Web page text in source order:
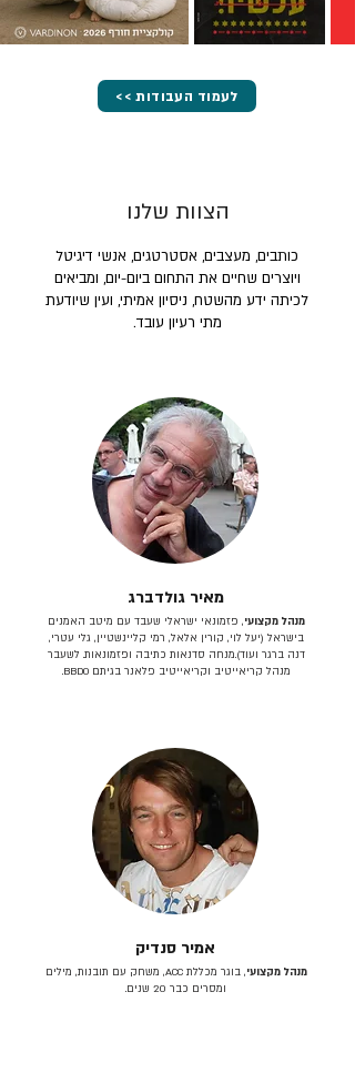
<< לעמוד העבודות
הצוות שלנו
כותבים, מעצבים, אסטרטגים, אנשי דיגיטל
ויוצרים שחיים את התחום ביום-יום, ומביאים
לכיתה ידע מהשטח, ניסיון אמיתי, ועין שיודעת
מתי רעיון עובד.
מאיר גולדברג
מנהל מקצועי, פזמונאי ישראלי שעבד עם מיטב האמנים
בישראל (יעל לוי, קורין אלאל, רמי קליינשטיין, גלי עטרי,
דנה ברגר ועוד).מנחה סדנאות כתיבה ופזמונאות. לשעבר
מנהל קריאייטיב וקריאייטיב פלאנר בגיתם BBDO.
אמיר סנדיק
מנהל מקצועי
, בוגר מכללת ACC, משחק עם תובנות, מילים
ומסרים כבר 20 שנים.